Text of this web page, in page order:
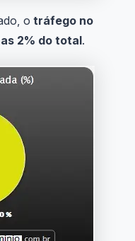
o tráfego no
2% do total.